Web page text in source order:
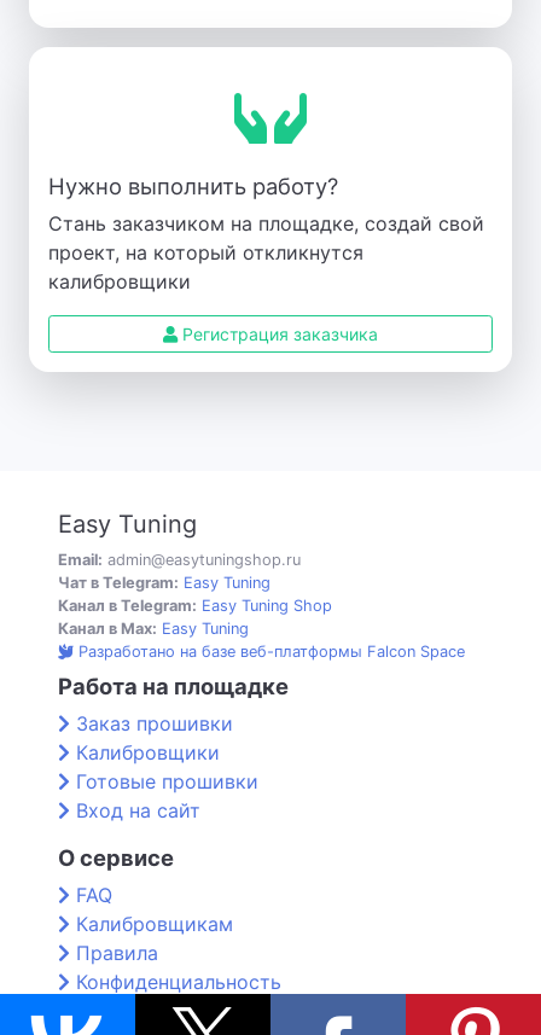
Нужно выполнить работу?
Стань заказчиком на площадке, создай свой
проект, на который откликнутся
калибровщики
Регистрация заказчика
Easy Tuning
Email: admin@easytuningshop.ru
Чат в Telegram: Easy Tuning
Канал в Telegram: Easy Tuning Shop
Канал в Max: Easy Tuning
Разработано на базе веб-платформы Falcon Space
Работа на площадке
Заказ прошивки
Калибровщики
Готовые прошивки
Вход на сайт
О сервисе
FAQ
Калибровщикам
Правила
Конфиденциальность
Контакты